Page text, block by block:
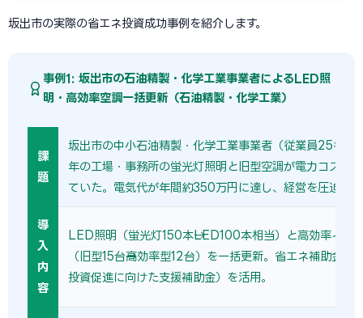
坂出市の実際の省エネ投資成功事例を紹介します。
事例1: 坂出市の石油精製・化学工業事業者によるLED照
明・高効率空調一括更新（石油精製・化学工業）
課
題
坂出市の中小石油精製・化学工業事業者（従業員25名）
年の工場・事務所の蛍光灯照明と旧型空調が電力コスト
ていた。電気代が年間約350万円に達し、経営を圧迫し
導
入
内
容
LED照明（蛍光灯150本→LED100本相当）と高効率イン
（旧型15台→高効率型12台）を一括更新。省エネ補助金（
投資促進に向けた支援補助金）を活用。